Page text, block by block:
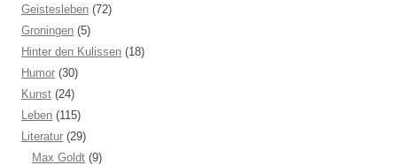
Geistesleben (72)
Groningen (5)
Hinter den Kulissen (18)
Humor (30)
Kunst (24)
Leben (115)
Literatur (29)
Max Goldt (9)